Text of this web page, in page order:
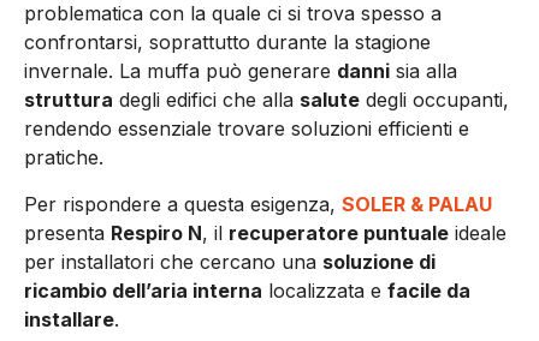
problematica con la quale ci si trova spesso a
confrontarsi, soprattutto durante la stagione
invernale. La muffa può generare danni sia alla
struttura degli edifici che alla salute degli occupanti,
rendendo essenziale trovare soluzioni efficienti e
pratiche.
Per rispondere a questa esigenza, SOLER & PALAU
presenta Respiro N, il recuperatore puntuale ideale
per installatori che cercano una soluzione di
ricambio dell’aria interna localizzata e facile da
installare.